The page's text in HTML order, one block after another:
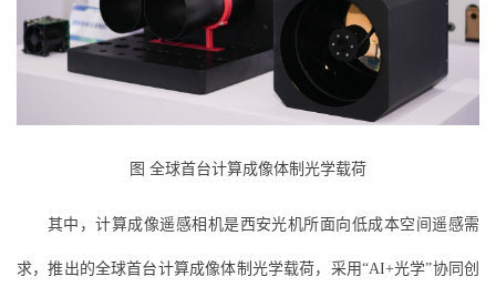
图 全球首台计算成像体制光学载荷
其中，计算成像遥感相机是西安光机所面向低成本空间遥感需
求，推出的全球首台计算成像体制光学载荷，采用“AI+光学”协同创